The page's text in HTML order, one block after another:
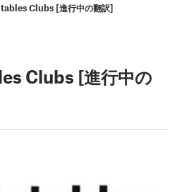
Clubs [進行中の翻訳]
Clubs [進行中の